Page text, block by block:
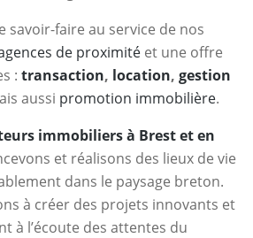
savoir-faire au service de nos
de proximité et une offre
: transaction, location, gestion
aussi promotion immobilière.
immobiliers à Brest et en
et réalisons des lieux de vie
dans le paysage breton.
à créer des projets innovants et
à l’écoute des attentes du